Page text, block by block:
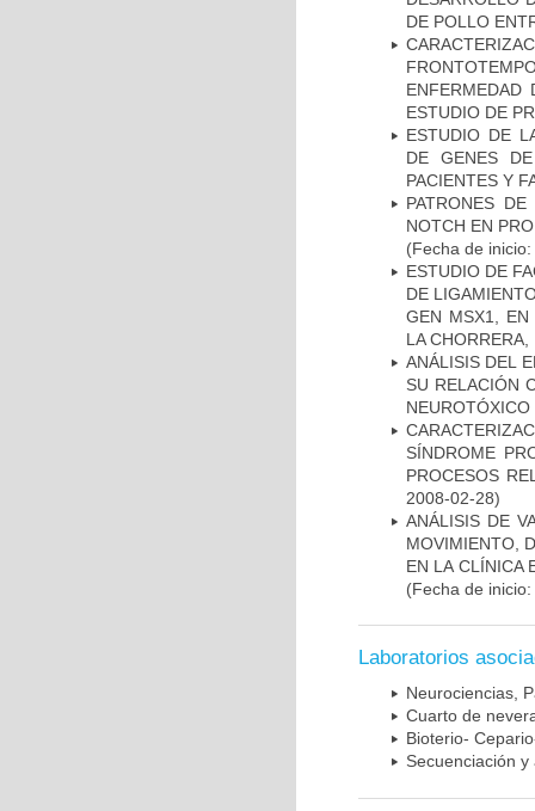
DE POLLO
ENFERMEDAD
ESTUDIO DE
ESTUDIO DE
DE GENES
PACIENTES Y
PATRONES
NOTCH EN
(Fecha de
ESTUDIO DE
DE
GEN MSX1, EN
LA
ANÁLISIS DEL
SU RELACIÓN
NEUROTÓXICO
SÍNDROME
PROCESOS
2008-02-28)
ANÁLISIS DE
MOVIMIENTO,
EN LA CLÍNICA
(Fecha de
Laboratorios
Neurociencias,
Cuarto de
Bioterio-
Secuenciación